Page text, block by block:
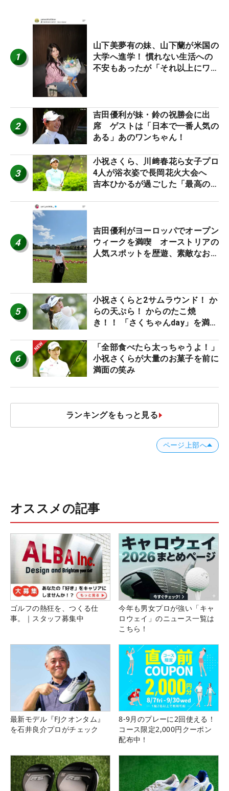
1
山下美夢有の妹、山下蘭が米国の
大学へ進学！ 慣れない生活への
不安もあったが「それ以上にワク
2
吉田優利が妹・鈴の祝勝会に出
席 ゲストは「日本で一番人気の
ある」あのワンちゃん！
3
小祝さくら、川﨑春花ら女子プロ
4人が浴衣姿で長岡花火大会へ
吉本ひかるが過ごした「最高の夏
4
吉田優利がヨーロッパでオープン
ウィークを満喫 オーストリアの
人気スポットを歴遊、素敵なお土
5
小祝さくらと2サムラウンド！ か
らの天ぷら！ からのたこ焼
き！！ 「さくちゃんday」を満喫
6
「全部食べたら太っちゃうよ！」
小祝さくらが大量のお菓子を前に
満面の笑み
ランキングをもっと見る
ページ上部へ
オススメの記事
ゴルフの熱狂を、つくる仕
事。｜スタッフ募集中
今年も男女プロが強い「キャ
ロウェイ」のニュース一覧は
こちら！
最新モデル『FJクオンタム』
を石井良介プロがチェック
8-9月のプレーに2回使える！
コース限定2,000円クーポン
配布中！